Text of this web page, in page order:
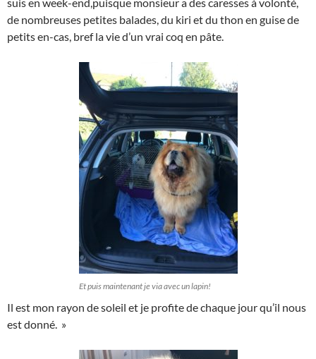
de nombreuses petites balades, du kiri et du thon en guise de
petits en-cas, bref la vie d’un vrai coq en pâte.
Et puis maintenant je via avec un lapin!
Il est mon rayon de soleil et je profite de chaque jour qu’il nous
est donné. »